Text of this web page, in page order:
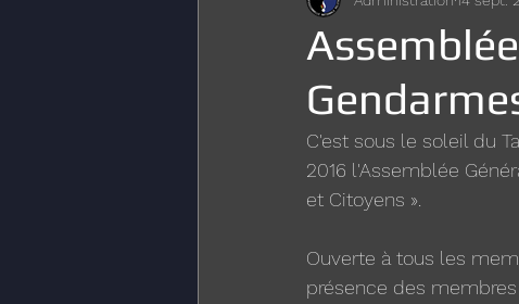
C'est sous le soleil du
2016 l'Assemblée
et Citoyens ».
Ouverte à tous les
présence des